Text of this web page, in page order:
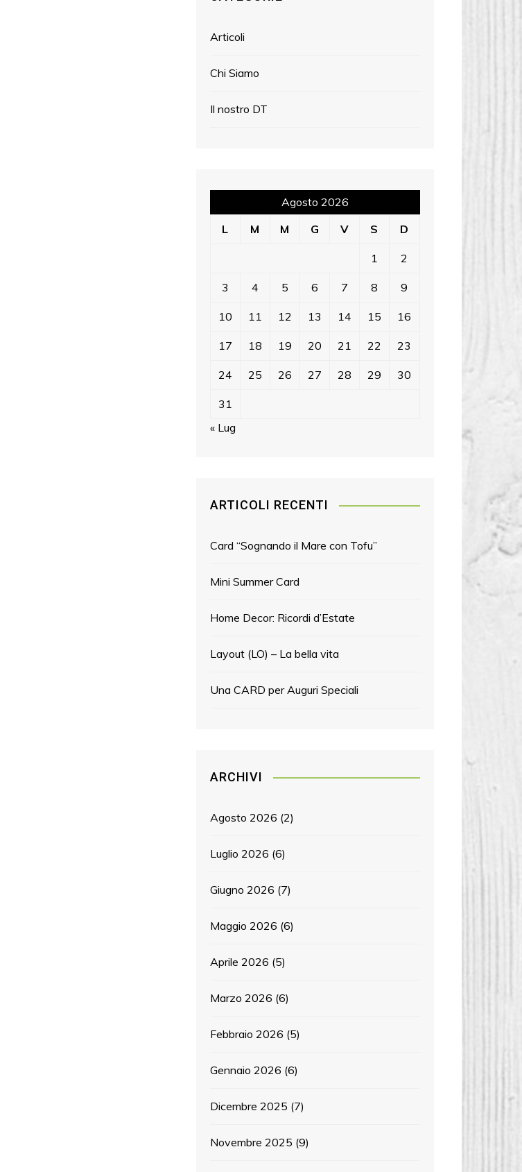
Articoli
Chi Siamo
Il nostro DT
Agosto 2026
L
M M G V S D
1 2
3 4 5 6 7 8 9
10 11 12 13 14 15 16
17 18 19 20 21 22 23
24 25 26 27 28 29 30
31
« Lug
ARTICOLI RECENTI
Card “Sognando il Mare con Tofu”
Mini Summer Card
Home Decor: Ricordi d’Estate
Layout (LO) – La bella vita
Una CARD per Auguri Speciali
ARCHIVI
Agosto 2026 (2)
Luglio 2026 (6)
Giugno 2026 (7)
Maggio 2026 (6)
Aprile 2026 (5)
Marzo 2026 (6)
Febbraio 2026 (5)
Gennaio 2026 (6)
Dicembre 2025 (7)
Novembre 2025 (9)